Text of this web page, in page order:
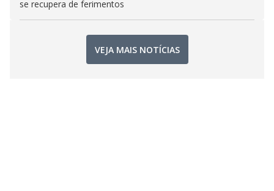
se recupera de ferimentos
VEJA MAIS NOTÍCIAS